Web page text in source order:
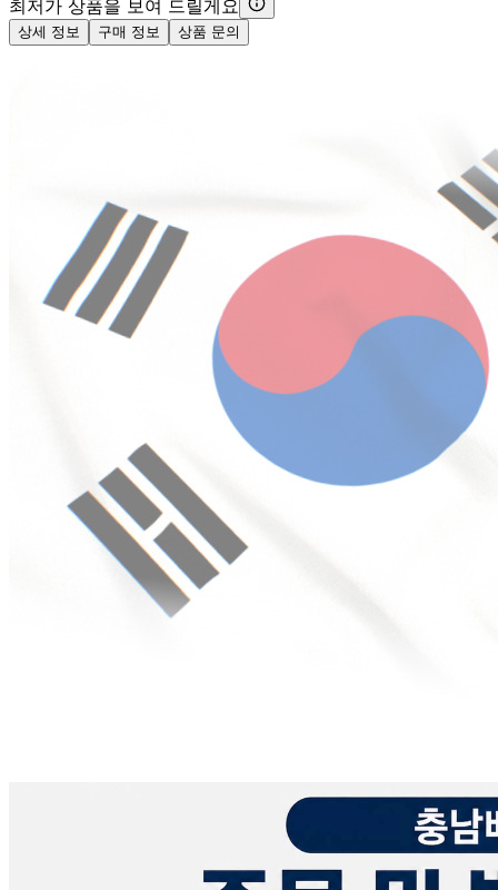
최저가 상품을 보여 드릴게요
상세 정보 구매 정보 상품 문의